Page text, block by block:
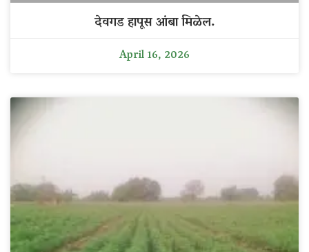
देवगड हापूस आंबा मिळेल.
April 16, 2026